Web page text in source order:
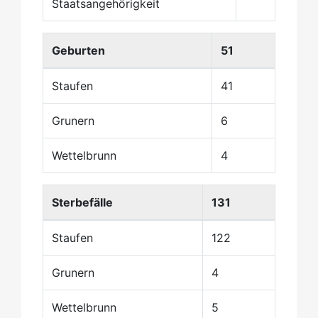
Staatsangehörigkeit
Geburten 51
Staufen 41
Grunern 6
Wettelbrunn 4
Sterbefälle 131
Staufen 122
Grunern 4
Wettelbrunn 5